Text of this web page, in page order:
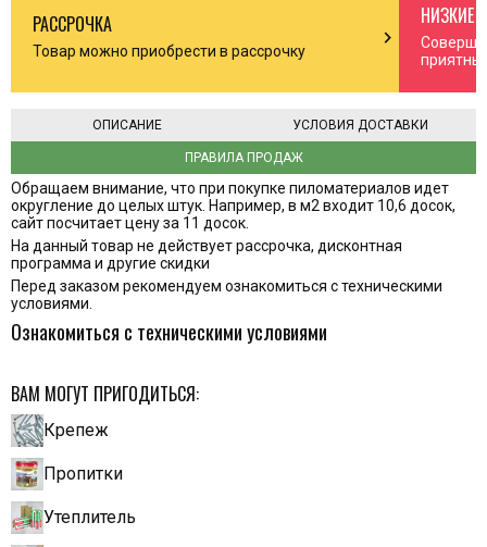
РАССРОЧКА
Товар можно приобрести в рассрочку chevron_right
НИЗКИЕ
ПРАВИЛА ПРОДАЖ
ОПИСАНИЕ УСЛОВИЯ ДОСТАВКИ
Обращаем внимание, что при покупке пиломатериалов идет
округление до целых штук. Например, в м2 входит 10,6 досок,
сайт посчитает цену за 11 досок.
На данный товар не действует рассрочка, дисконтная
программа и другие скидки
Перед заказом рекомендуем ознакомиться с техническими
условиями.
Ознакомиться с техническими условиями
ВАМ МОГУТ ПРИГОДИТЬСЯ:
Крепеж
Пропитки
Утеплитель